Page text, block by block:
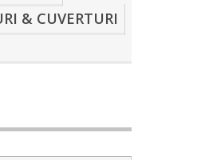
& CUVERTURI